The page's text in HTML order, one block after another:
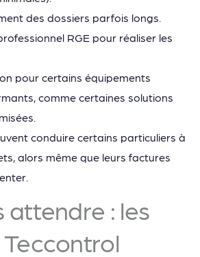
des dossiers parfois longs.
RGE pour réaliser les
pour certains équipements
comme certaines solutions
conduire certains particuliers à
alors même que leurs factures
attendre : les